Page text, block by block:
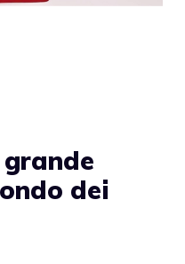
grande
dei